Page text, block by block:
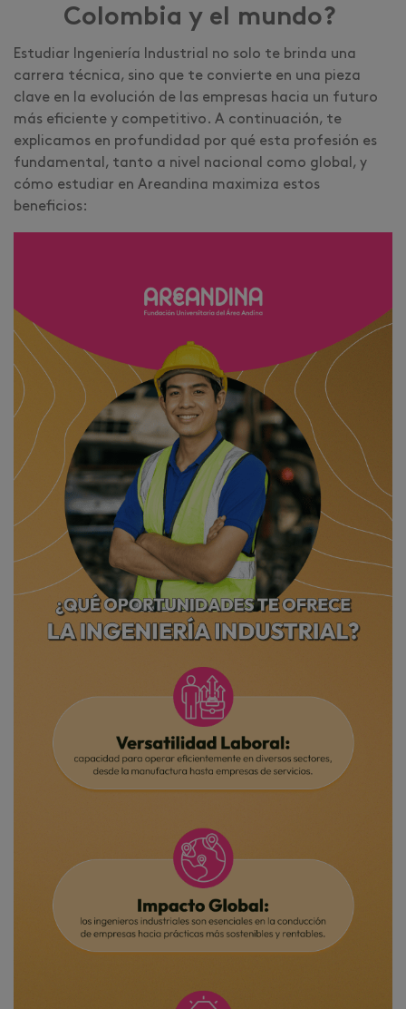
Colombia y el mundo?
Estudiar Ingeniería Industrial no solo te brinda una
carrera técnica, sino que te convierte en una pieza
clave en la evolución de las empresas hacia un futuro
más eficiente y competitivo. A continuación, te
explicamos en profundidad por qué esta profesión es
fundamental, tanto a nivel nacional como global, y
cómo estudiar en Areandina maximiza estos
beneficios: